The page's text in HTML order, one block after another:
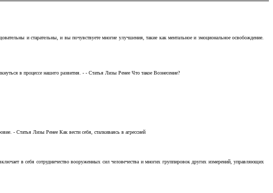
и старательны, и вы почувствуете многие улучшения, такие как ментальное и эмоциональное освобождение.
в процессе нашего развития. - - Статья Лизы Ренее Что такое Вознесение?
- Статья Лизы Ренее Как вести себя, сталкиваясь в агрессией
в себя сотрудничество вооруженных сил человечества и многих группировок других измерений, управляющих